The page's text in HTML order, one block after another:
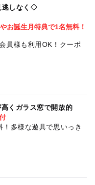
逃しなく◇
お誕生月特典で1名無料！
員様も利用OK！クーポ
くガラス窓で開放的
！多様な遊具で思いっき